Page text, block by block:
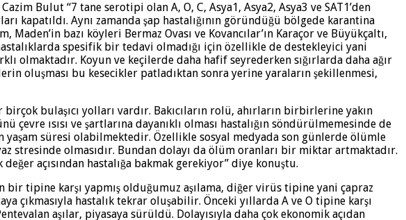
Bulut “7 tane serotipi olan A, O, C, Asya1, Asya2, Asya3 ve SAT1’den
kapatıldı. Aynı zamanda şap hastalığının göründüğü bölgede karantina
bazı köyleri Bermaz Ovası ve Kovancılar’ın Karaçor ve Büyükçaltı,
spesifik bir tedavi olmadığı için özellikle de destekleyici yani
olmaktadır. Koyun ve keçilerde daha hafif seyrederken sığırlarda daha ağır
oluşması bu kesecikler patladıktan sonra yerine yaraların şekillenmesi,
bulaşıcı yolları vardır. Bakıcıların rolü, ahırların birbirlerine yakın
ısısı ve şartlarına dayanıklı olması hastalığın söndürülmemesinde de
süresi olabilmektedir. Özellikle sosyal medyada son günlerde ölümle
stresinde olmasıdır. Bundan dolayı da ölüm oranları bir miktar artmaktadır.
açısından hastalığa bakmak gerekiyor” diye konuştu.
bir tipine karşı yapmış olduğumuz aşılama, diğer virüs tipine yani çapraz
çıkmasıyla hastalık tekrar oluşabilir. Önceki yıllarda A ve O tipine karşı
aşılar, piyasaya sürüldü. Dolayısıyla daha çok ekonomik açıdan